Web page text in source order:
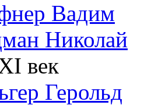
Вадим
Николай
век
Герольд